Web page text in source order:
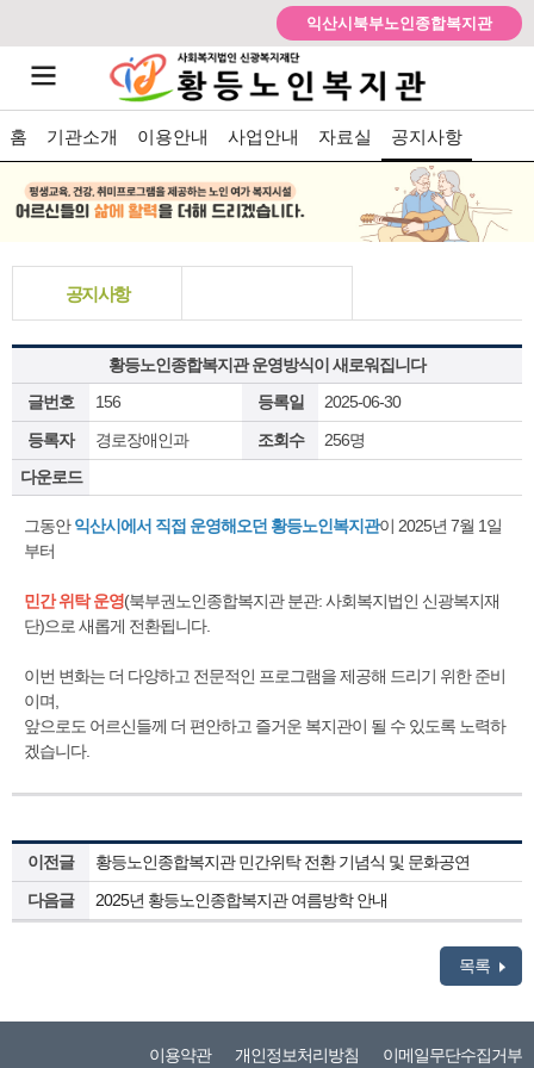
익산시북부노인종합복지관
홈 기관소개 이용안내 사업안내 자료실 공지사항
공지사항
황등노인종합복지관 운영방식이 새로워집니다
글번호
156 등록일
2025-06-30
등록자
경로장애인과 조회수
256명
다운로드
그동안익산시에서 직접 운영해오던 황등노인복지관이 2025년 7월 1일
부터
민간 위탁 운영(북부권노인종합복지관 분관: 사회복지법인 신광복지재
단)으로 새롭게 전환됩니다.
이번 변화는 더 다양하고 전문적인 프로그램을 제공해 드리기 위한 준비
이며,
앞으로도 어르신들께 더 편안하고 즐거운 복지관이 될 수 있도록 노력하
겠습니다.
이전글
황등노인종합복지관 민간위탁 전환 기념식 및 문화공연
다음글
2025년 황등노인종합복지관 여름방학 안내
목록
이메일무단수집거부
개인정보처리방침
이용약관